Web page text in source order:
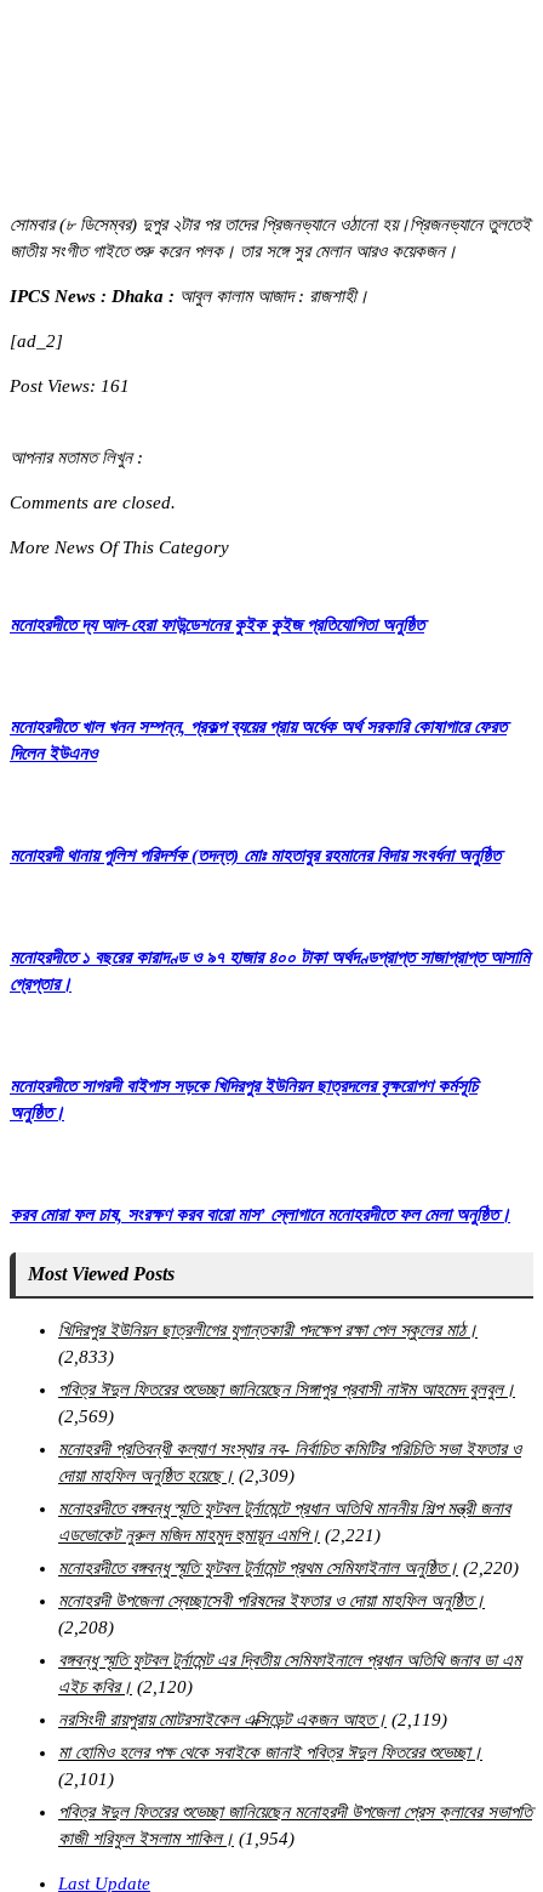
সোমবার (৮ ডিসেম্বর) দুপুর ২টার পর তাদের প্রিজনভ্যানে ওঠানো হয়।প্রিজনভ্যানে তুলতেই
জাতীয় সংগীত গাইতে শুরু করেন পলক। তার সঙ্গে সুর মেলান আরও কয়েকজন।
IPCS News : Dhaka : আবুল কালাম আজাদ : রাজশাহী।
[ad_2]
Post Views: 161
আপনার মতামত লিখুন :
Comments are closed.
More News Of This Category
মনোহরদীতে দ্য আল-হেরা ফাউন্ডেশনের কুইক কুইজ প্রতিযোগিতা অনুষ্ঠিত
মনোহরদীতে খাল খনন সম্পন্ন, প্রকল্প ব্যয়ের প্রায় অর্ধেক অর্থ সরকারি কোষাগারে ফেরত
দিলেন ইউএনও
মনোহরদী থানায় পুলিশ পরিদর্শক (তদন্ত) মোঃ মাহতাবুর রহমানের বিদায় সংবর্ধনা অনুষ্ঠিত
মনোহরদীতে ১ বছরের কারাদণ্ড ও ৯৭ হাজার ৪০০ টাকা অর্থদণ্ডপ্রাপ্ত সাজাপ্রাপ্ত আসামি
গ্রেপ্তার।
মনোহরদীতে সাগরদী বাইপাস সড়কে খিদিরপুর ইউনিয়ন ছাত্রদলের বৃক্ষরোপণ কর্মসূচি
অনুষ্ঠিত।
করব মোরা ফল চাষ, সংরক্ষণ করব বারো মাস’ স্লোগানে মনোহরদীতে ফল মেলা অনুষ্ঠিত।
Most Viewed Posts
খিদিরপুর ইউনিয়ন ছাত্রলীগের যুগান্তকারী পদক্ষেপ রক্ষা পেল স্কুলের মাঠ।
(2,833)
পবিত্র ঈদুল ফিতরের শুভেচ্ছা জানিয়েছেন সিঙ্গাপুর প্রবাসী নাঈম আহমেদ বুলবুল।
(2,569)
মনোহরদী প্রতিবন্ধী কল্যাণ সংস্থার নব- নির্বাচিত কমিটির পরিচিতি সভা ইফতার ও
দোয়া মাহফিল অনুষ্ঠিত হয়েছে। (2,309)
মনোহরদীতে বঙ্গবন্ধু স্মৃতি ফুটবল টুর্নামেন্টে প্রধান অতিথি মাননীয় শিল্প মন্ত্রী জনাব
এডভোকেট নুরুল মজিদ মাহমুদ হুমায়ূন এমপি। (2,221)
মনোহরদীতে বঙ্গবন্ধু স্মৃতি ফুটবল টুর্নামেন্ট প্রথম সেমিফাইনাল অনুষ্ঠিত। (2,220)
মনোহরদী উপজেলা স্বেচ্ছাসেবী পরিষদের ইফতার ও দোয়া মাহফিল অনুষ্ঠিত।
(2,208)
বঙ্গবন্ধু স্মৃতি ফুটবল টুর্নামেন্ট এর দ্বিতীয় সেমিফাইনালে প্রধান অতিথি জনাব ডা এম
এইচ কবির। (2,120)
নরসিংদী রায়পুরায় মোটরসাইকেল এক্সিডেন্ট একজন আহত। (2,119)
মা হোমিও হলের পক্ষ থেকে সবাইকে জানাই পবিত্র ঈদুল ফিতরের শুভেচ্ছা।
(2,101)
পবিত্র ঈদুল ফিতরের শুভেচ্ছা জানিয়েছেন মনোহরদী উপজেলা প্রেস ক্লাবের সভাপতি
কাজী শরিফুল ইসলাম শাকিল। (1,954)
Last Update